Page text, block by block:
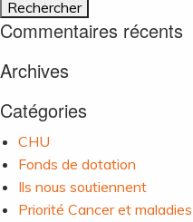
Commentaires récents
Archives
Catégories
CHU
Fonds de dotation
Ils nous soutiennent
Priorité Cancer et